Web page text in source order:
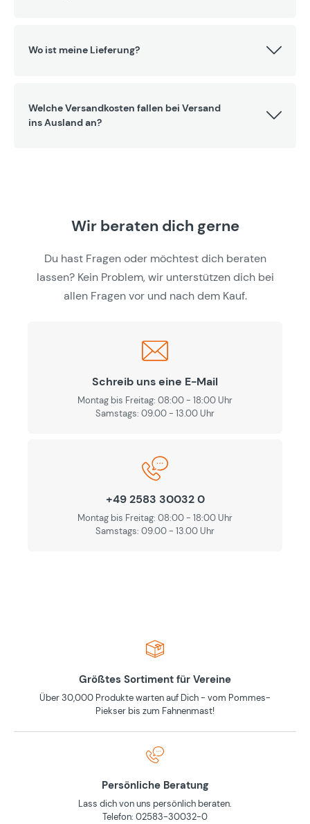
Wo ist meine Lieferung?
Welche Versandkosten fallen bei Versand
ins Ausland an?
Wir beraten dich gerne
Du hast Fragen oder möchtest dich beraten
lassen? Kein Problem, wir unterstützen dich bei
allen Fragen vor und nach dem Kauf.
Schreib uns eine E-Mail
Montag bis Freitag: 08:00 - 18:00 Uhr
Samstags: 09.00 - 13.00 Uhr
+49 2583 30032 0
Montag bis Freitag: 08:00 - 18:00 Uhr
Samstags: 09.00 - 13.00 Uhr
Größtes Sortiment für Vereine
Über 30,000 Produkte warten auf Dich - vom Pommes-
Piekser bis zum Fahnenmast!
Persönliche Beratung
Lass dich von uns persönlich beraten.
Telefon: 02583-30032-0